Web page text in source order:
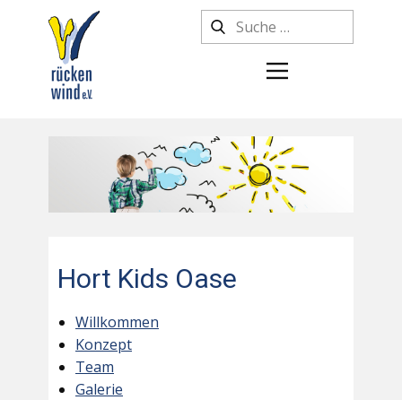
Hort Kids Oase
Willkommen
Konzept
Team
Galerie